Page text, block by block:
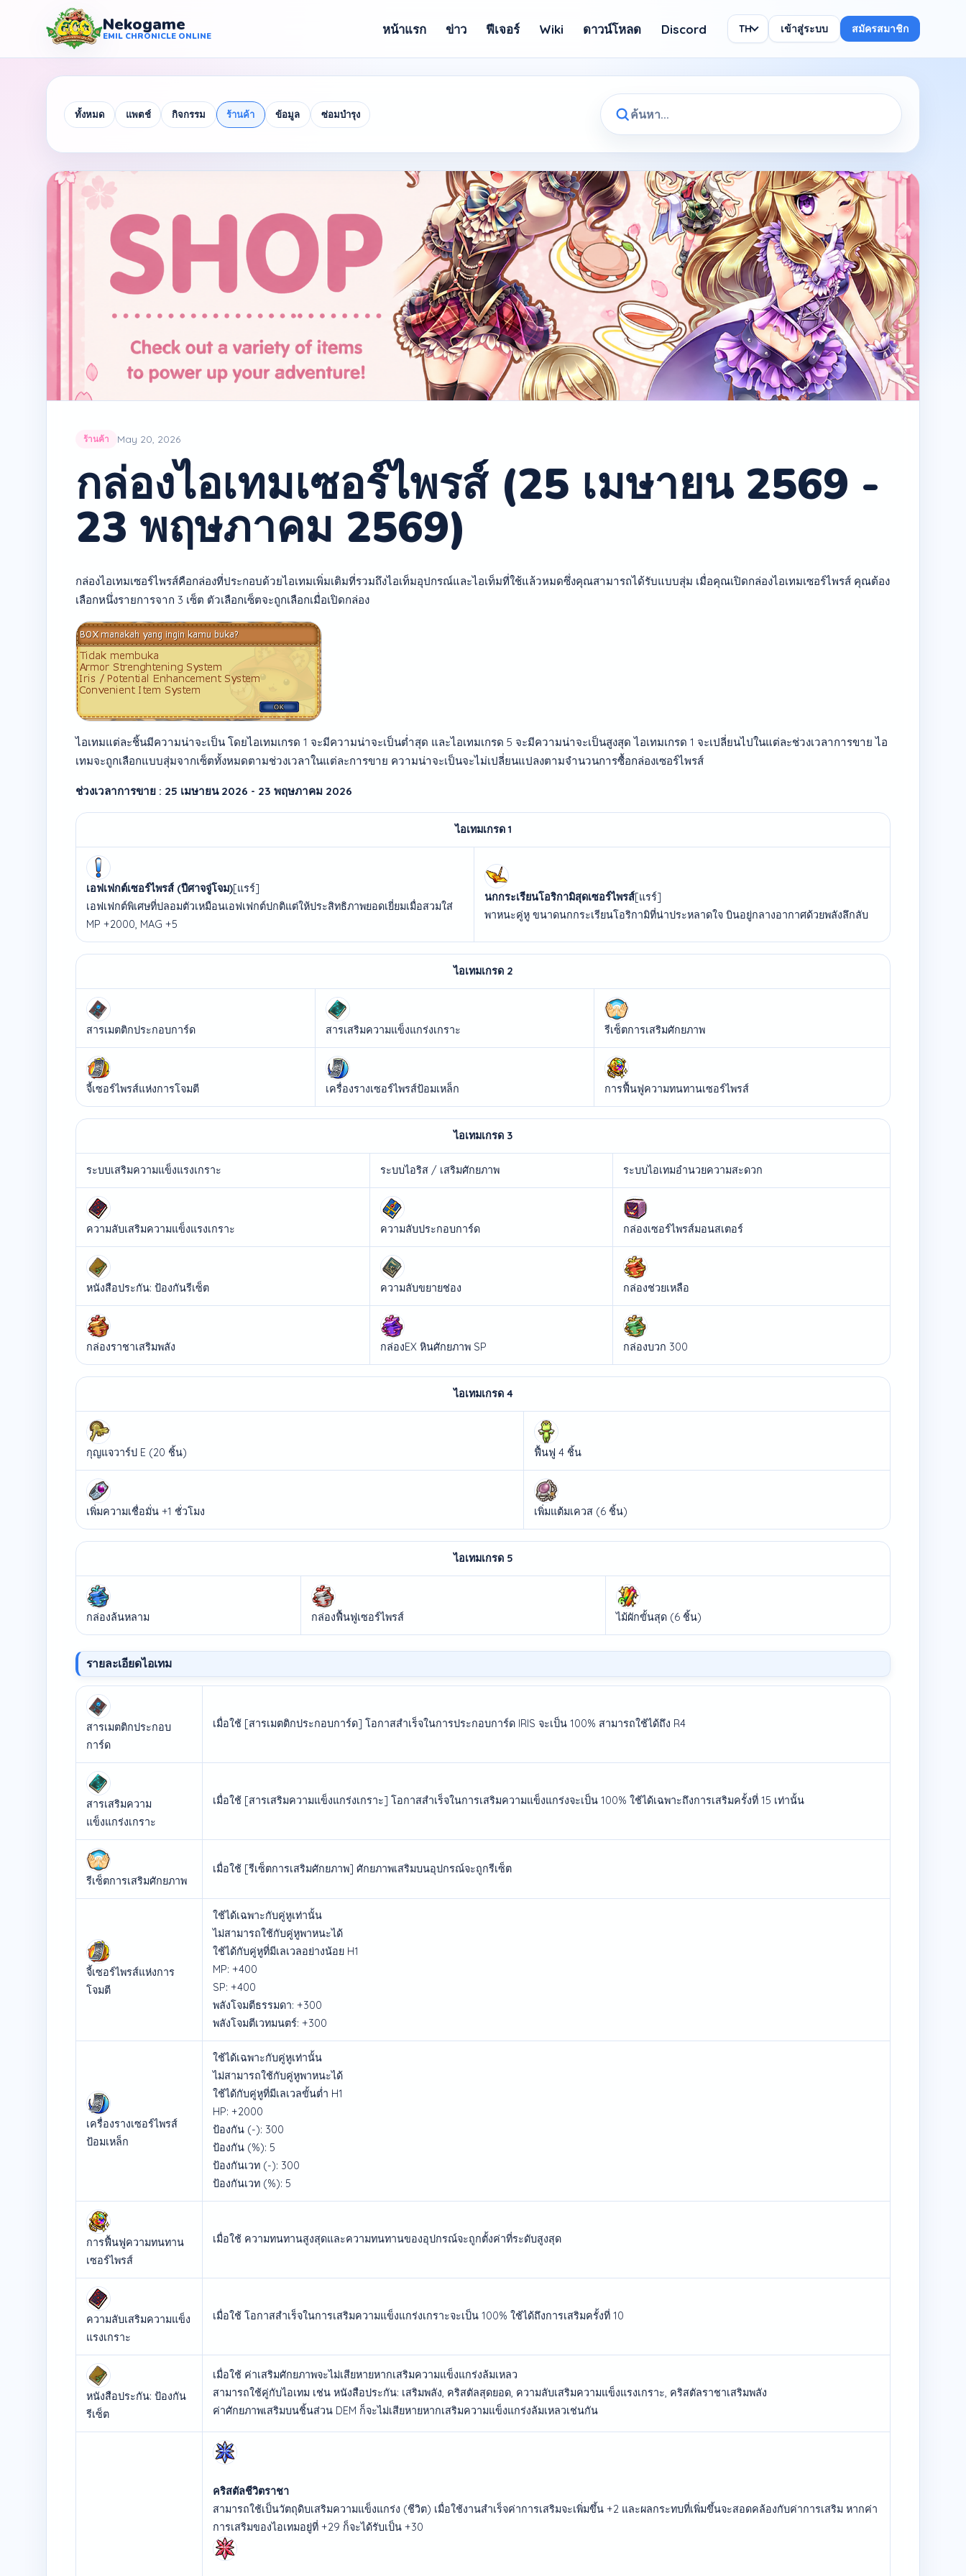
Nekogame
EMIL CHRONICLE ONLINE
Nekogame Emil Chronicle Online หน้าแรก ข่าว ฟีเจอร์ Wiki ดาวน์โหลด Discord TH เข้าสู่ระบบ สมัครสมาชิก
ทั้งหมด แพตช์ กิจกรรม ร้านค้า ข้อมูล ซ่อมบำรุง
ร้านค้า May 20, 2026
กล่องไอเทมเซอร์ไพรส์ (25 เมษายน 2569 -
23 พฤษภาคม 2569)
กล่องไอเทมเซอร์ไพรส์คือกล่องที่ประกอบด้วยไอเทมเพิ่มเติมที่รวมถึงไอเท็มอุปกรณ์และไอเท็มที่ใช้แล้วหมดซึ่งคุณสามารถได้รับแบบสุ่ม เมื่อคุณเปิดกล่องไอเทมเซอร์ไพรส์ คุณต้อง
เลือกหนึ่งรายการจาก 3 เซ็ต ตัวเลือกเซ็ตจะถูกเลือกเมื่อเปิดกล่อง
ไอเทมแต่ละชิ้นมีความน่าจะเป็น โดยไอเทมเกรด 1 จะมีความน่าจะเป็นต่ำสุด และไอเทมเกรด 5 จะมีความน่าจะเป็นสูงสุด ไอเทมเกรด 1 จะเปลี่ยนไปในแต่ละช่วงเวลาการขาย ไอ
เทมจะถูกเลือกแบบสุ่มจากเซ็ตทั้งหมดตามช่วงเวลาในแต่ละการขาย ความน่าจะเป็นจะไม่เปลี่ยนแปลงตามจำนวนการซื้อกล่องเซอร์ไพรส์
ช่วงเวลาการขาย : 25 เมษายน 2026 - 23 พฤษภาคม 2026
ไอเทมเกรด 1
เอฟเฟกต์เซอร์ไพรส์ (ปีศาจจู่โจม)[แรร์]
เอฟเฟกต์พิเศษที่ปลอมตัวเหมือนเอฟเฟกต์ปกติแต่ให้ประสิทธิภาพยอดเยี่ยมเมื่อสวมใส่
MP +2000, MAG +5
นกกระเรียนโอริกามิสุดเซอร์ไพรส์[แรร์]
พาหนะคู่หู ขนาดนกกระเรียนโอริกามิที่น่าประหลาดใจ บินอยู่กลางอากาศด้วยพลังลึกลับ
ไอเทมเกรด 2
สารเมตติกประกอบการ์ด สารเสริมความแข็งแกร่งเกราะ รีเซ็ตการเสริมศักยภาพ
จี้เซอร์ไพรส์แห่งการโจมตี เครื่องรางเซอร์ไพรส์ป้อมเหล็ก การฟื้นฟูความทนทานเซอร์ไพรส์
ไอเทมเกรด 3
ระบบเสริมความแข็งแรงเกราะ ระบบไอริส / เสริมศักยภาพ ระบบไอเทมอำนวยความสะดวก
ความลับเสริมความแข็งแรงเกราะ ความลับประกอบการ์ด กล่องเซอร์ไพรส์มอนสเตอร์
หนังสือประกัน: ป้องกันรีเซ็ต ความลับขยายช่อง กล่องช่วยเหลือ
กล่องราชาเสริมพลัง กล่องEX หินศักยภาพ SP กล่องบวก 300
ไอเทมเกรด 4
กุญแจวาร์ป E (20 ชิ้น) ฟื้นฟู 4 ชิ้น
เพิ่มความเชื่อมั่น +1 ชั่วโมง เพิ่มแต้มเควส (6 ชิ้น)
ไอเทมเกรด 5
กล่องล้นหลาม กล่องฟื้นฟูเซอร์ไพรส์ ไม้ผักขั้นสุด (6 ชิ้น)
รายละเอียดไอเทม
สารเมตติกประกอบ
การ์ด
เมื่อใช้ [สารเมตติกประกอบการ์ด] โอกาสสำเร็จในการประกอบการ์ด IRIS จะเป็น 100% สามารถใช้ได้ถึง R4
สารเสริมความ
แข็งแกร่งเกราะ
เมื่อใช้ [สารเสริมความแข็งแกร่งเกราะ] โอกาสสำเร็จในการเสริมความแข็งแกร่งจะเป็น 100% ใช้ได้เฉพาะถึงการเสริมครั้งที่ 15 เท่านั้น
รีเซ็ตการเสริมศักยภาพ
เมื่อใช้ [รีเซ็ตการเสริมศักยภาพ] ศักยภาพเสริมบนอุปกรณ์จะถูกรีเซ็ต
จี้เซอร์ไพรส์แห่งการ
โจมตี
ใช้ได้เฉพาะกับคู่หูเท่านั้น
ไม่สามารถใช้กับคู่หูพาหนะได้
ใช้ได้กับคู่หูที่มีเลเวลอย่างน้อย H1
MP: +400
SP: +400
พลังโจมตีธรรมดา: +300
พลังโจมตีเวทมนตร์: +300
เครื่องรางเซอร์ไพรส์
ป้อมเหล็ก
ใช้ได้เฉพาะกับคู่หูเท่านั้น
ไม่สามารถใช้กับคู่หูพาหนะได้
ใช้ได้กับคู่หูที่มีเลเวลขั้นต่ำ H1
HP: +2000
ป้องกัน (-): 300
ป้องกัน (%): 5
ป้องกันเวท (-): 300
ป้องกันเวท (%): 5
การฟื้นฟูความทนทาน
เซอร์ไพรส์
เมื่อใช้ ความทนทานสูงสุดและความทนทานของอุปกรณ์จะถูกตั้งค่าที่ระดับสูงสุด
ความลับเสริมความแข็ง
แรงเกราะ
เมื่อใช้ โอกาสสำเร็จในการเสริมความแข็งแกร่งเกราะจะเป็น 100% ใช้ได้ถึงการเสริมครั้งที่ 10
หนังสือประกัน: ป้องกัน
รีเซ็ต
เมื่อใช้ ค่าเสริมศักยภาพจะไม่เสียหายหากเสริมความแข็งแกร่งล้มเหลว
สามารถใช้คู่กับไอเทม เช่น หนังสือประกัน: เสริมพลัง, คริสตัลสุดยอด, ความลับเสริมความแข็งแรงเกราะ, คริสตัลราชาเสริมพลัง
ค่าศักยภาพเสริมบนชิ้นส่วน DEM ก็จะไม่เสียหายหากเสริมความแข็งแกร่งล้มเหลวเช่นกัน
คริสตัลชีวิตราชา
สามารถใช้เป็นวัตถุดิบเสริมความแข็งแกร่ง (ชีวิต) เมื่อใช้งานสำเร็จค่าการเสริมจะเพิ่มขึ้น +2 และผลกระทบที่เพิ่มขึ้นจะสอดคล้องกับค่าการเสริม หากค่า
การเสริมของไอเทมอยู่ที่ +29 ก็จะได้รับเป็น +30